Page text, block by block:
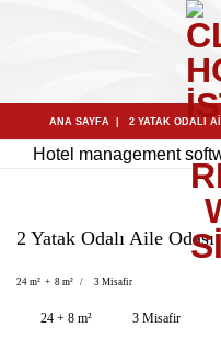
ANA SAYFA 2 YATAK ODALI
Hotel management
2 Yatak Odalı Aile Odası
24 m² + 8 m² / 3 Misafir
24 + 8 m² 3 Misafir